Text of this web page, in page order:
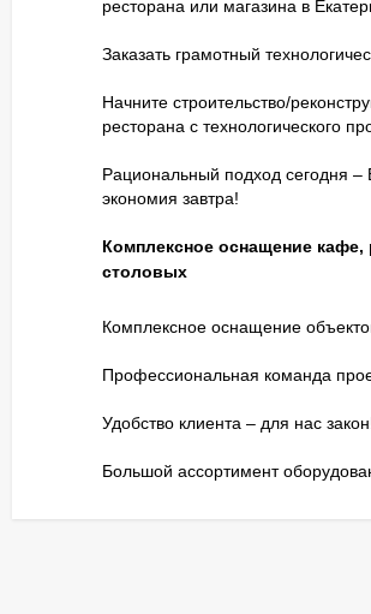
ресторана или магазина в
Заказать грамотный
Начните строительство/
ресторана с технологического
Рациональный подход сегодня –
экономия завтра!
Комплексное оснащение кафе,
столовых
Комплексное оснащение
Профессиональная команда
Удобство клиента – для нас
Большой ассортимент